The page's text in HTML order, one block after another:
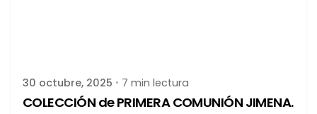
30 octubre, 2025 7 min lectura
COLECCIÓN de PRIMERA COMUNIÓN JIMENA.